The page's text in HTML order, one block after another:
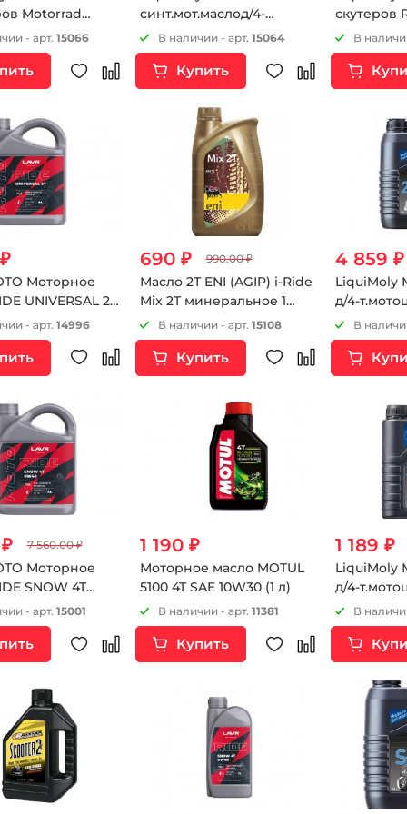
Motorrad
Scooter 2T Basic TC(1л)
- арт. 15066
синт.мот.маслод/4-
т.мотоц. Motorbike 4T
Street 10W-30 SL;MA-2(1л)
В наличии - арт. 15064
Купить
скутеров
В
Моторное
UNIVERSAL 2Т
- арт. 14996
690 ₽ 990.00 ₽
Масло 2Т ENI (AGIP) i-Ride
Mix 2T минеральное 1
литрВ наличии - арт. 15108
Купить
4 859 ₽
LiquiMoly
д/4-
20W-50
В
7 560.00 ₽
Моторное
SNOW 4T
4 л- арт. 15001
1 190 ₽
Моторное масло MOTUL
5100 4T SAE 10W30 (1 л)
В наличии - арт. 11381
Купить
1 189 ₽
LiquiMoly
д/4-
20W-50
В